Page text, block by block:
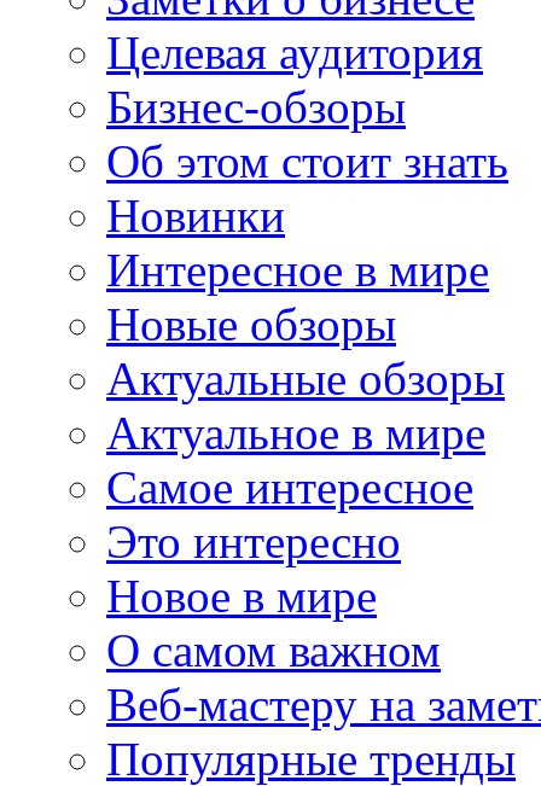
Целевая аудитория
Бизнес-обзоры
Об этом стоит знать
Новинки
Интересное в мире
Новые обзоры
Актуальные обзоры
Актуальное в мире
Самое интересное
Это интересно
Новое в мире
О самом важном
Веб-мастеру на
Популярные тренды